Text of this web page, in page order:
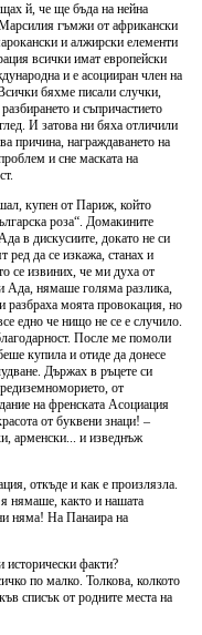
й, че ще бъда на нейна
гъмжи от африкански
и алжирски елементи
всички имат европейски
и е асоцииран член на
бяхме писали случки,
и съпричастието
И затова ни бяха отличили
причина, награждаването на
и сне маската на
купен от Париж, който
роза“. Домакините
в дискусиите, докато не си
ред да се изкажа, станах и
се извиних, че ми духа от
Ада, нямаше голяма разлика,
разбраха моята провокация, но
едно че нищо не се е случило.
После ме помоли
купила и отиде да донесе
Държах в ръцете си
от
на френската Асоциация
от буквени знаци! –
арменски... и изведнъж
откъде и как е произлязла.
нямаше, както и нашата
няма! На Панаира на
факти?
по малко. Толкова, колкото
списък от родните места на